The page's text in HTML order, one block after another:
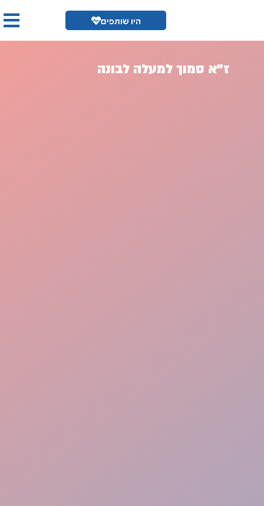
היו שותפים
ז"א סמוך למעלה לבונה